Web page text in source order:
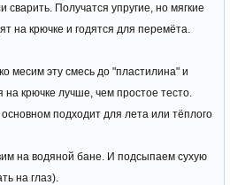
сварить. Получатся упругие, но мягкие
на крючке и годятся для перемёта.
месим эту смесь до "пластилина" и
на крючке лучше, чем простое тесто.
подходит для лета или тёплого
на водяной бане. И подсыпаем сухую
на глаз).